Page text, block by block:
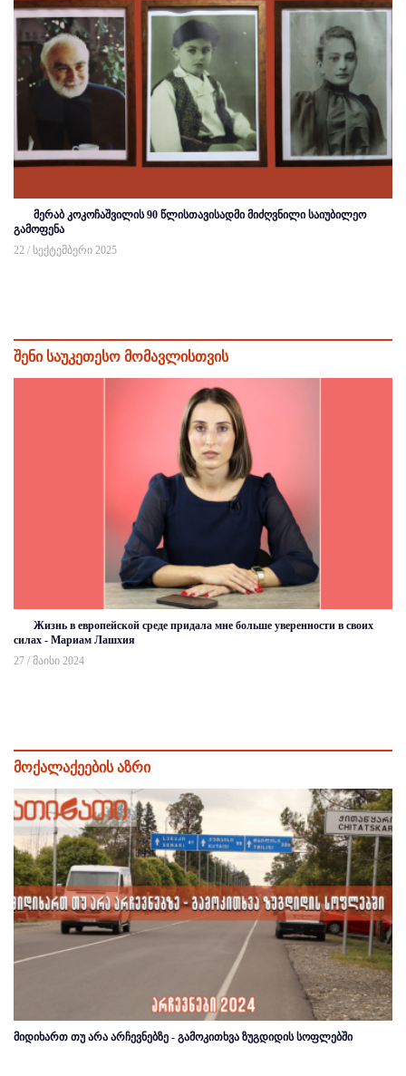
მერაბ კოკოჩაშვილის 90 წლისთავისადმი მიძღვნილი საიუბილეო
გამოფენა
22 / სექტემბერი 2025
შენი საუკეთესო მომავლისთვის
Жизнь в европейской среде придала мне больше уверенности в своих
силах - Мариам Лашхия
27 / მაისი 2024
მოქალაქეების აზრი
მიდიხართ თუ არა არჩევნებზე - გამოკითხვა ზუგდიდის სოფლებში